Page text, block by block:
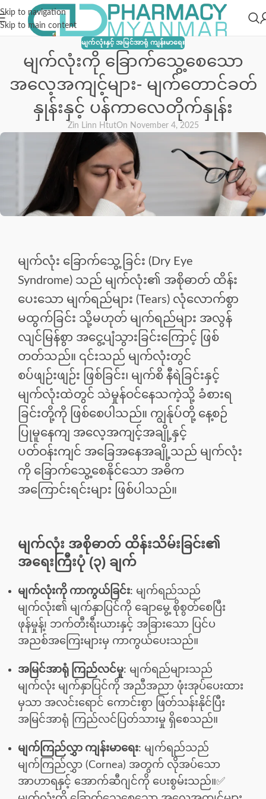
Skip to navigation
Skip to main content
မျက်လုံးနှင့် အမြင်အာရုံ ကျန်းမာရေး
မျက်လုံးကို ခြောက်သွေ့စေသော
အလေ့အကျင့်များ- မျက်တောင်ခတ်
နှုန်းနှင့် ပန်ကာလေတိုက်နှုန်း
Zin Linn HtutOn November 4, 2025
မျက်လုံး ခြောက်သွေ့ခြင်း (Dry Eye
Syndrome) သည် မျက်လုံး၏ အစိုဓာတ် ထိန်း
ပေးသော မျက်ရည်များ (Tears) လုံလောက်စွာ
မထွက်ခြင်း သို့မဟုတ် မျက်ရည်များ အလွန်
လျင်မြန်စွာ အငွေ့ပျံသွားခြင်းကြောင့် ဖြစ်
တတ်သည်။ ၎င်းသည် မျက်လုံးတွင်
စပ်ဖျဉ်းဖျဉ်း ဖြစ်ခြင်း၊ မျက်စိ နီရဲခြင်းနှင့်
မျက်လုံးထဲတွင် သဲမှုန်ဝင်နေသကဲ့သို့ ခံစားရ
ခြင်းတို့ကို ဖြစ်စေပါသည်။ ကျွန်ုပ်တို့ နေ့စဉ်
ပြုမူနေကျ အလေ့အကျင့်အချို့နှင့်
ပတ်ဝန်းကျင် အခြေအနေအချို့သည် မျက်လုံး
ကို ခြောက်သွေ့စေနိုင်သော အဓိက
အကြောင်းရင်းများ ဖြစ်ပါသည်။
မျက်လုံး အစိုဓာတ် ထိန်းသိမ်းခြင်း၏
အရေးကြီးပုံ (၃) ချက်
မျက်လုံးကို ကာကွယ်ခြင်း: မျက်ရည်သည်
မျက်လုံး၏ မျက်နှာပြင်ကို ချောမွေ့ စိုစွတ်စေပြီး
ဖုန်မှုန့်၊ ဘက်တီးရီးယားနှင့် အခြားသော ပြင်ပ
အညစ်အကြေးများမှ ကာကွယ်ပေးသည်။
အမြင်အာရုံ ကြည်လင်မှု: မျက်ရည်များသည်
မျက်လုံး မျက်နှာပြင်ကို အညီအညာ ဖုံးအုပ်ပေးထား
မှသာ အလင်းရောင် ကောင်းစွာ ဖြတ်သန်းနိုင်ပြီး
အမြင်အာရုံ ကြည်လင်ပြတ်သားမှု ရှိစေသည်။
မျက်ကြည်လွှာ ကျန်းမာရေး: မျက်ရည်သည်
မျက်ကြည်လွှာ (Cornea) အတွက် လိုအပ်သော
အာဟာရနှင့် အောက်ဆီဂျင်ကို ပေးစွမ်းသည်။✅